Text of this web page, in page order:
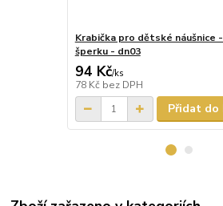
Krabička pro dětské náušnice
šperku - dn03
94 Kč/ks
78 Kč bez DPH
Přidat do